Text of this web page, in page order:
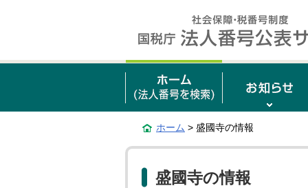
ホーム > 盛國寺の情報
盛國寺の情報